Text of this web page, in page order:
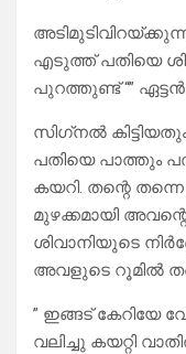
എടുത്ത് പതിയെ
പുറത്തുണ്ട് “” ഏട്ടൻ
സിഗ്‌നൽ
പതിയെ പാത്തും
കയറി. തന്റെ തന്നെ
മുഴക്കമായി
ശിവാനിയുടെ
അവളുടെ റൂമിൽ
” ഇങ്ങട് കേറിയേ
വലിച്ചു കയറ്റി